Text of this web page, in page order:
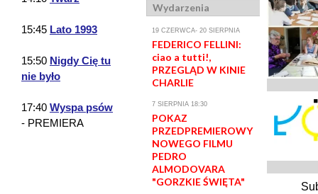
15:45 Lato 1993
15:50 Nigdy Cię tu
nie było
17:40 Wyspa psów
- PREMIERA
Wydarzenia
19 CZERWCA- 20 SIERPNIA
FEDERICO FELLINI:
ciao a tutti!,
PRZEGLĄD W KINIE
CHARLIE
7 SIERPNIA 18:30
POKAZ
PRZEDPREMIEROWY
NOWEGO FILMU
PEDRO
ALMODOVARA
"GORZKIE ŚWIĘTA"